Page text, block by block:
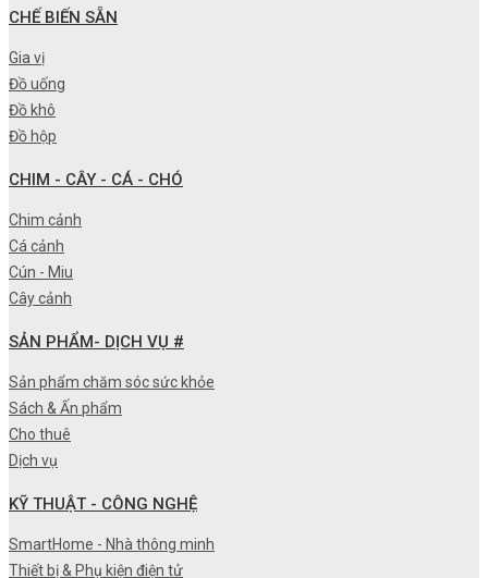
CHẾ BIẾN SẴN
Gia vị
Đồ uống
Đồ khô
Đồ hộp
CHIM - CÂY - CÁ - CHÓ
Chim cảnh
Cá cảnh
Cún - Miu
Cây cảnh
SẢN PHẨM- DỊCH VỤ #
Sản phẩm chăm sóc sức khỏe
Sách & Ấn phẩm
Cho thuê
Dịch vụ
KỸ THUẬT - CÔNG NGHỆ
SmartHome - Nhà thông minh
Thiết bị & Phụ kiện điện tử